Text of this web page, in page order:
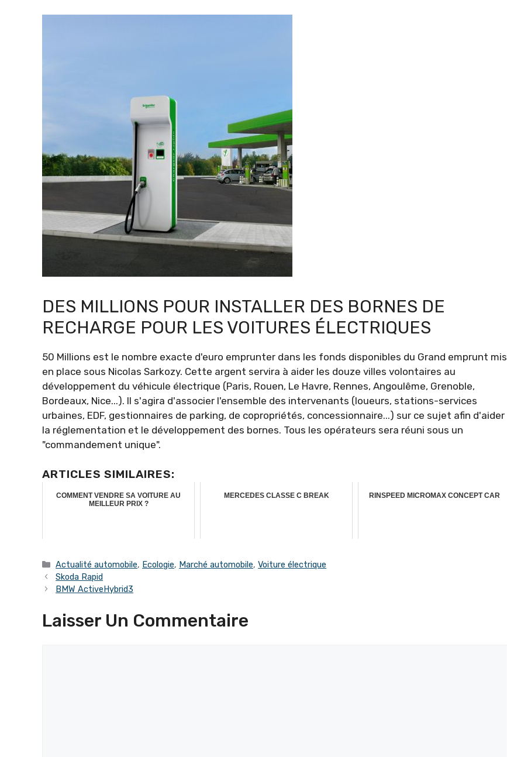
DES MILLIONS POUR INSTALLER DES BORNES DE
RECHARGE POUR LES VOITURES ÉLECTRIQUES
50 Millions est le nombre exacte d'euro emprunter dans les fonds disponibles du Grand emprunt mis
en place sous Nicolas Sarkozy. Cette argent servira à aider les douze villes volontaires au
développement du véhicule électrique (Paris, Rouen, Le Havre, Rennes, Angoulême, Grenoble,
Bordeaux, Nice...). Il s'agira d'associer l'ensemble des intervenants (loueurs, stations-services
urbaines, EDF, gestionnaires de parking, de copropriétés, concessionnaire...) sur ce sujet afin d'aider
la réglementation et le développement des bornes. Tous les opérateurs sera réuni sous un
"commandement unique".
ARTICLES SIMILAIRES:
COMMENT VENDRE SA VOITURE AU
MEILLEUR PRIX ?
MERCEDES CLASSE C BREAK RINSPEED MICROMAX CONCEPT CAR
Catégories
Actualité automobile, Ecologie, Marché automobile,Voiture électrique
Skoda Rapid
BMW ActiveHybrid3
Laisser Un Commentaire